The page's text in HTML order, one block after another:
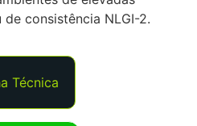
consistência NLGI-2.
Técnica